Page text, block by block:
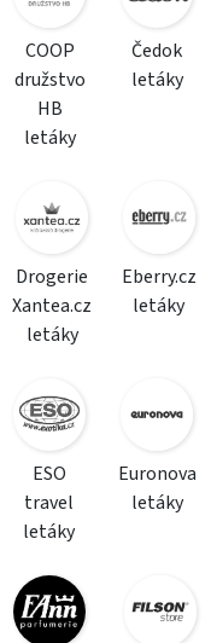
COOP
družstvo
HB
letáky
Čedok
letáky
Drogerie
Xantea.cz
letáky
Eberry.cz
letáky
ESO
travel
letáky
Euronova
letáky